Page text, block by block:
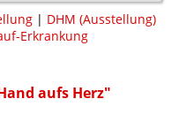
| DHM (Ausstellung)
Erkrankung
aufs Herz"